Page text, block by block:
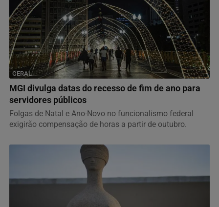
GERAL
MGI divulga datas do recesso de fim de ano para
servidores públicos
Folgas de Natal e Ano-Novo no funcionalismo federal
exigirão compensação de horas a partir de outubro.